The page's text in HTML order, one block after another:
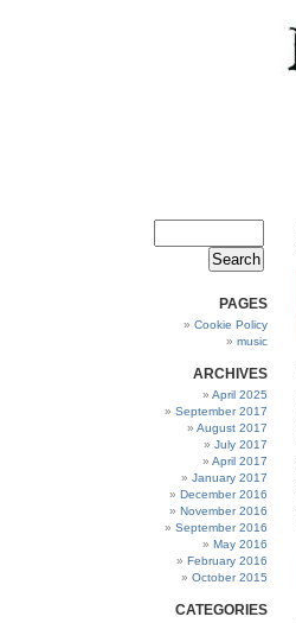
PAGES
Cookie Policy
music
ARCHIVES
April 2025
September 2017
August 2017
July 2017
April 2017
January 2017
December 2016
November 2016
September 2016
May 2016
February 2016
October 2015
CATEGORIES